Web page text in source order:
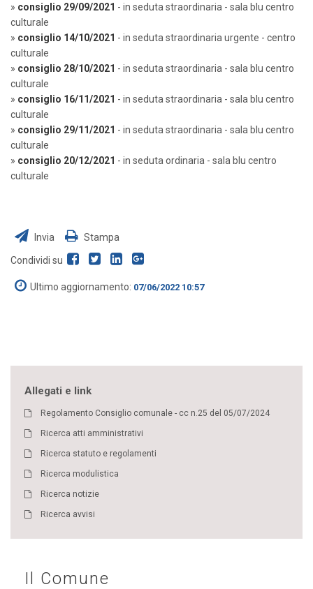
» consiglio 29/09/2021 - in seduta straordinaria - sala blu centro
culturale
» consiglio 14/10/2021 - in seduta straordinaria urgente - centro
culturale
» consiglio 28/10/2021 - in seduta straordinaria - sala blu centro
culturale
» consiglio 16/11/2021 - in seduta straordinaria - sala blu centro
culturale
» consiglio 29/11/2021 - in seduta straordinaria - sala blu centro
culturale
» consiglio 20/12/2021 - in seduta ordinaria - sala blu centro
culturale
Invia Stampa
Condividi su
Ultimo aggiornamento: 07/06/2022 10:57
Allegati e link
Regolamento Consiglio comunale - cc n.25 del 05/07/2024
Ricerca atti amministrativi
Ricerca statuto e regolamenti
Ricerca modulistica
Ricerca notizie
Ricerca avvisi
Il Comune